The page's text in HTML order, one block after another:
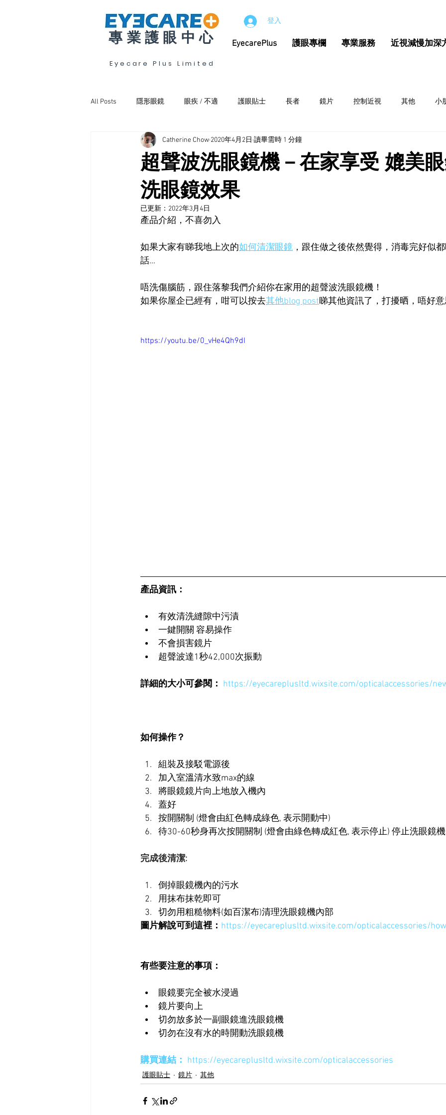
登入
專業護眼中心
Eyecare Plus Limited
EyecarePlus 護眼專欄 專業服務 近視減慢加深
All Posts 隱形眼鏡 眼疾 / 不適 護眼貼士 長者 鏡片 控制近視 其他 小
斜視弱視及訓練 眼乾
超聲波洗眼鏡機－在家享受 媲美
洗眼鏡效果
Catherine Chow 2020年4月2日 讀畢需時 1 分鐘
已更新： 2022年3月4日
產品介紹，不喜勿入
如果大家有睇我地上次的如何清潔眼鏡 ，跟住做之後依然覺得，消毒完好似
話…
唔洗傷腦筋，跟住落黎我們介紹你在家用的超聲波洗眼鏡機！
如果你屋企已經有，咁可以按去其他blog post睇其他資訊了，打擾晒，唔好
https://youtu.be/0_vHe4Qh9dI
產品資訊：
有效清洗縫隙中污漬
一鍵開關 容易操作
不會損害鏡片
超聲波達1秒42,000次振動
詳細的大小可參閱： https://eyecareplusltd.wixsite.com/opticalaccessories/
如何操作？
組裝及接駁電源後
加入室溫清水致max的線
將眼鏡鏡片向上地放入機內
蓋好
按開關制 (燈會由紅色轉成綠色, 表示開動中)
待30-60秒身再次按開關制 (燈會由綠色轉成紅色, 表示停止) 停止洗眼鏡機
完成後清潔:
倒掉眼鏡機內的污水
用抹布抹乾即可
​切勿用粗糙物料(如百潔布)清理洗眼鏡機內部
圖片解說可到這裡： https://eyecareplusltd.wixsite.com/opticalaccessories/
有些要注意的事項：
眼鏡要完全被水浸過
鏡片要向上
切勿放多於一副眼鏡進洗眼鏡機
切勿在沒有水的時開動洗眼鏡機
購買連結： https://eyecareplusltd.wixsite.com/opticalaccessories
護眼貼士 鏡片 其他